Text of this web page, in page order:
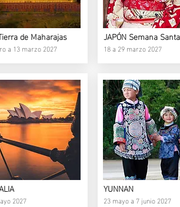
de Maharajas
a 13 marzo 2027
2027
JAPÓN Semana Santa
18 a 29 marzo 2027
YUNNAN
23 mayo a 7 junio 2027